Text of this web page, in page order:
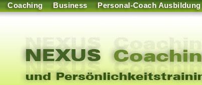
Coaching Business Personal-Coach Ausbildung